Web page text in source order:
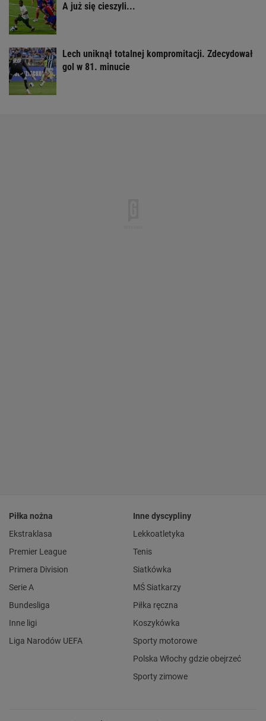
A już się cieszyli...
Lech uniknął totalnej kompromitacji. Zdecydował
gol w 81. minucie
Piłka nożna
Ekstraklasa
Premier League
Primera Division
Serie A
Bundesliga
Inne ligi
Liga Narodów UEFA
Inne dyscypliny
Lekkoatletyka
Tenis
Siatkówka
MŚ Siatkarzy
Piłka ręczna
Koszykówka
Sporty motorowe
Polska Włochy gdzie obejrzeć
Sporty zimowe